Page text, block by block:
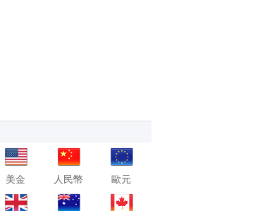
美金 人民幣 歐元